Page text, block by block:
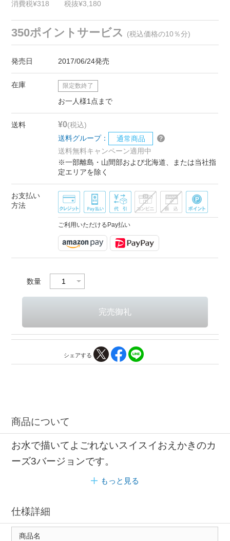
消費税¥318 税抜¥3,180
350ポイントサービス (税込価格の10％分)
発売日 2017/06/24発売
在庫 限定数終了
お一人様1点まで
送料 ¥0(税込)
送料グループ：
通常商品
送料無料キャンペーン適用中
※一部離島・山間部および北海道、または当社指
定エリアを除く
お支払い
方法
ご利用いただけるPay払い
数量
シェアする
商品について
お水で描いてよごれないスイスイおえかきのカ
ーズ3バージョンです。
もっと見る
仕様詳細
商品名